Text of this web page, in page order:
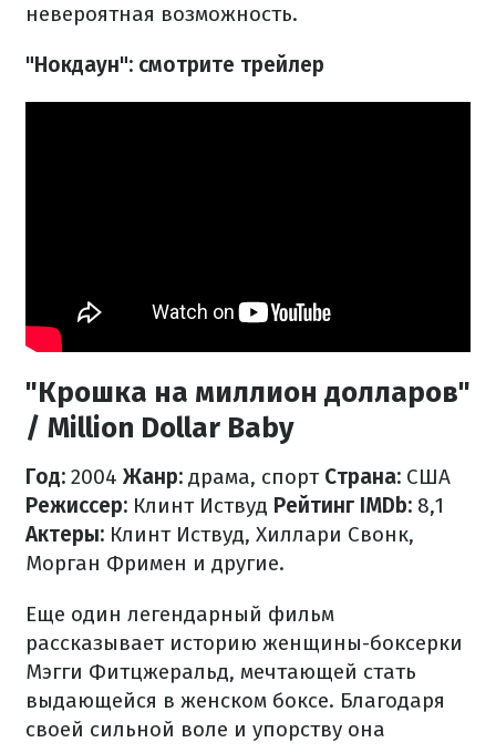
невероятная возможность.
"Нокдаун": смотрите трейлер
"Крошка на миллион долларов"
/ Million Dollar Baby
Год: 2004 Жанр: драма, спорт Страна: США
Режиссер: Клинт Иствуд Рейтинг IMDb: 8,1
Актеры: Клинт Иствуд, Хиллари Свонк,
Морган Фримен и другие.
Еще один легендарный фильм
рассказывает историю женщины-боксерки
Мэгги Фитцжеральд, мечтающей стать
выдающейся в женском боксе. Благодаря
своей сильной воле и упорству она